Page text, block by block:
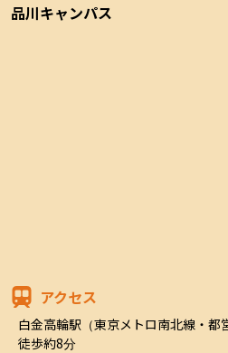
品川キャンパス
アクセス
白金高輪駅（東京メトロ南北線・都
徒歩約8分